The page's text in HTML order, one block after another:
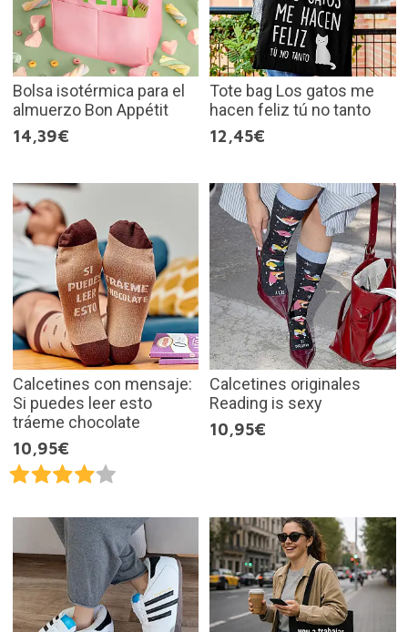
Bolsa isotérmica para el
almuerzo Bon Appétit
14,39€
Tote bag Los gatos me
hacen feliz tú no tanto
12,45€
Calcetines con mensaje:
Si puedes leer esto
tráeme chocolate
10,95€
Calcetines originales
Reading is sexy
10,95€